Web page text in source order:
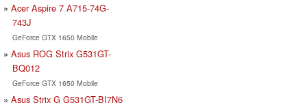
Acer Aspire 7 A715-74G-
743J
GeForce GTX 1650 Mobile
Asus ROG Strix G531GT-
BQ012
GeForce GTX 1650 Mobile
Asus Strix G G531GT-BI7N6